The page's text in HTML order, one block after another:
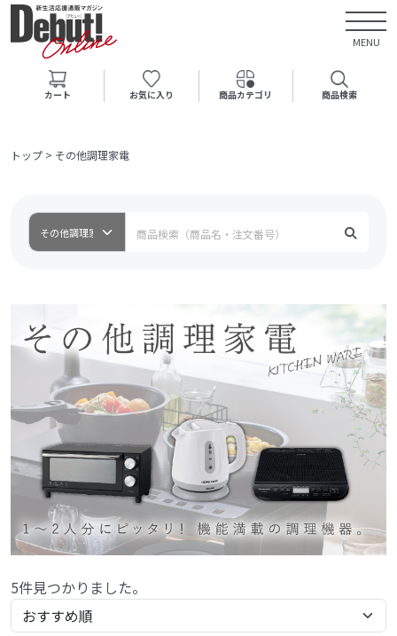
MENU
カート お気に入り 商品カテゴリ 商品検索
トップ > その他調理家電
5件見つかりました。